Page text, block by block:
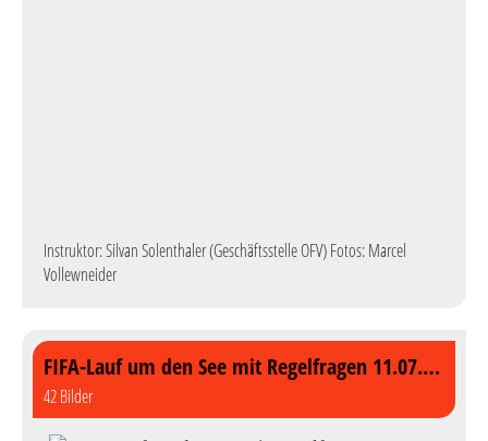
Instruktor: Silvan Solenthaler (Geschäftsstelle OFV) Fotos: Marcel
Vollewneider
FIFA-Lauf um den See mit Regelfragen 11.07.2024
42 Bilder